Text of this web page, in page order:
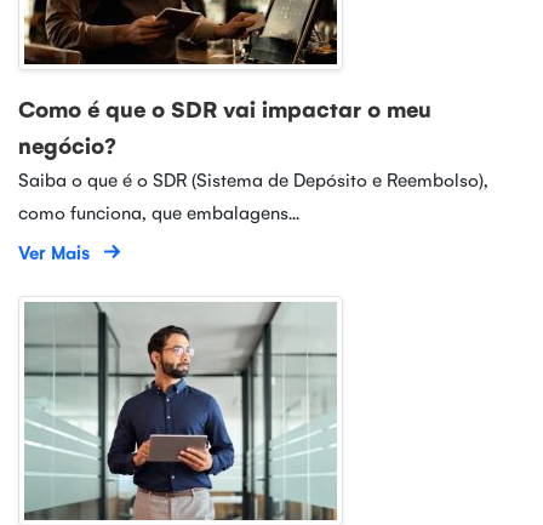
Como é que o SDR vai impactar o meu
negócio?
Saiba o que é o SDR (Sistema de Depósito e Reembolso),
como funciona, que embalagens...
Ver Mais